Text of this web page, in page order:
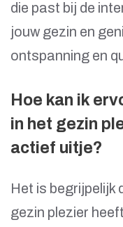
die past bij de
jouw gezin en
ontspanning en
Hoe kan ik
in het gezin
actief uitje?
Het is begrijpelijk
gezin plezier